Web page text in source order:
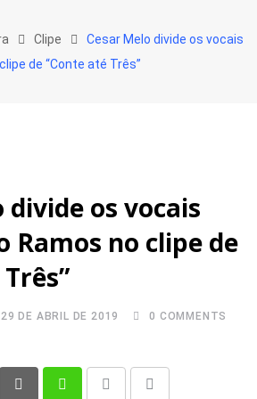
Clipe
Cesar Melo divide os vocais
de “Conte até Três”
divide os vocais
Ramos no clipe de
29 DE ABRIL DE 2019 0 COMMENTS